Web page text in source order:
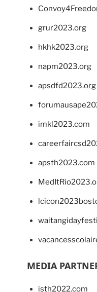
grur2023.org
hkhk2023.org
napm2023.org
apsdfd2023.org
imkl2023.com
apsth2023.com
MEDIA
isth2022.com